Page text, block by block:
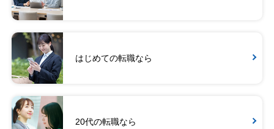
はじめての転職なら
20代の転職なら